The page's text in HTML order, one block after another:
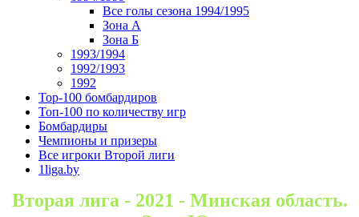
Все голы сезона 1994/1995
Зона А
Зона Б
1993/1994
1992/1993
1992
Top-100 бомбардиров
Топ-100 по количеству игр
Бомбардиры
Чемпионы и призеры
Все игроки Второй лиги
1liga.by
Вторая лига - 2021 - Минская область.